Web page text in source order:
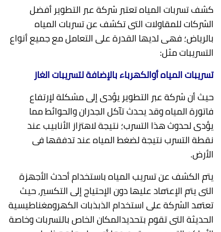
كشف تسربات المياه تعتبر شركة عبر التطوير أفضل
الشركات للمقاولات التى تكشف عن تسربات المياه
بالرياض؛ فهى لديها القدرة على التعامل مع جميع أنواع
التسريبات مثل:
تسريبات المياه أوالكهرباء بالإضافة لتسريبات الغاز
حيث أن شركة عبر التطوير يؤدى إلى مشكلة لإرتفاع
فاتورة المياه وقد يحدث تآكل الجدران والحوائط مما
يؤدى لحدوث هذا التسرب؛ نتيجة لاهتزاز الأنابيب عند
نقطة التسرب نتيجة لضغط المياه عند تدفقها فى
الأرض.
يتم الكشف عن تسريب المياه باستخدام أحدث الأجهزة
التى يتم الإعتماد عليها دون الإحتياج إلى التكسير، حيث
تعتمد الشركة على استخدام الذبذبات الكهرومغناطيسية
الحديثة التى تقوم بتحديدالمكان الخاص بالتسربات وخاصة